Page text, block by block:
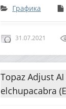
Графика
31.07.2021
Topaz Adjust
elchupacabra